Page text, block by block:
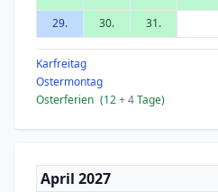
29.
30. 31.
Karfreitag
Ostermontag
Osterferien (12+ 4Tage)
April 2027